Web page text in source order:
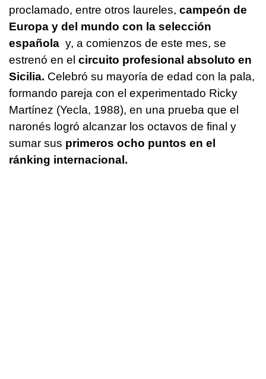
proclamado, entre otros laureles, campeón de
Europa y del mundo con la selección
española y, a comienzos de este mes, se
estrenó en el circuito profesional absoluto en
Sicilia. Celebró su mayoría de edad con la pala,
formando pareja con el experimentado Ricky
Martínez (Yecla, 1988), en una prueba que el
naronés logró alcanzar los octavos de final y
sumar sus primeros ocho puntos en el
ránking internacional.